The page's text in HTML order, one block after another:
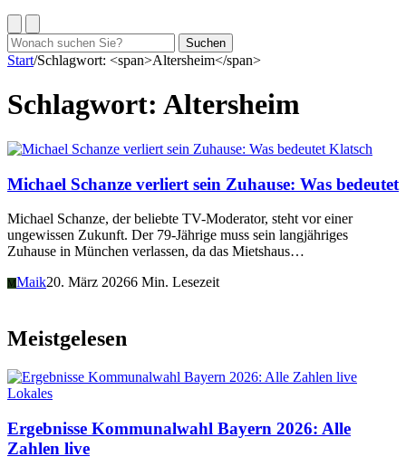
Suchen
nach:
Suchen
Start/Schlagwort: <span>Altersheim</span>
Schlagwort: Altersheim
Klatsch
Michael Schanze verliert sein Zuhause: Was bedeutet
Michael Schanze, der beliebte TV-Moderator, steht vor einer
ungewissen Zukunft. Der 79-Jährige muss sein langjähriges
Zuhause in München verlassen, da das Mietshaus…
M Maik20. März 20266 Min. Lesezeit
Meistgelesen
Lokales
Ergebnisse Kommunalwahl Bayern 2026: Alle
Zahlen live